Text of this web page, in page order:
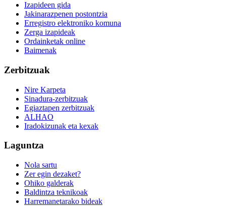
Izapideen gida
Jakinarazpenen postontzia
Erregistro elektroniko komuna
Zerga izapideak
Ordainketak online
Baimenak
Zerbitzuak
Nire Karpeta
Sinadura-zerbitzuak
Egiaztapen zerbitzuak
ALHAO
Iradokizunak eta kexak
Laguntza
Nola sartu
Zer egin dezaket?
Ohiko galderak
Baldintza teknikoak
Harremanetarako bideak